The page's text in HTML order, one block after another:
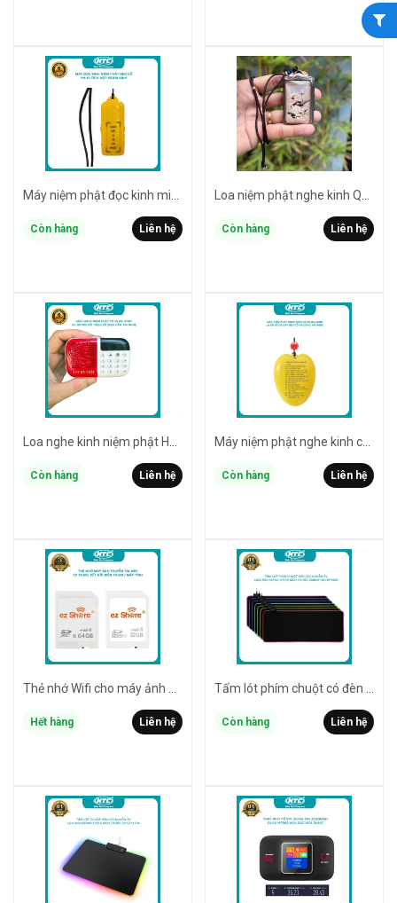
Còn hàng Liên hệ Còn hàng Liên hệ
Còn hàng Liên hệ Còn hàng Liên hệ
Hết hàng Liên hệ Còn hàng Liên hệ